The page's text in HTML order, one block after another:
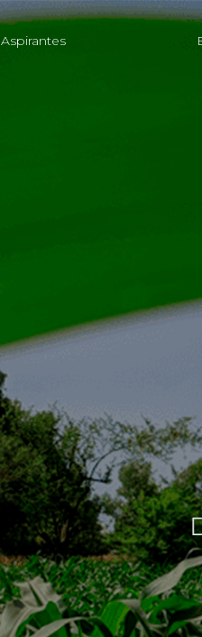
Aspirantes